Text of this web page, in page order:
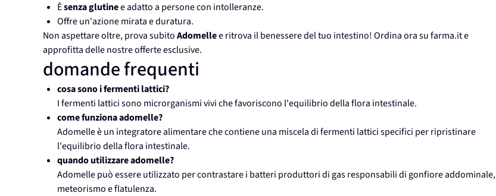
Èsenza glutinee adatto a persone con intolleranze.
Offre un'azione mirata e duratura.
Non aspettare oltre, prova subitoAdomellee ritrova il benessere del tuo intestino! Ordina ora su farma.it e
approfitta delle nostre offerte esclusive.
domande frequenti
cosa sono i fermenti lattici?
I fermenti lattici sono microrganismi vivi che favoriscono l'equilibrio della flora intestinale.
come funziona adomelle?
Adomelle è un integratore alimentare che contiene una miscela di fermenti lattici specifici per ripristinare
l'equilibrio della flora intestinale.
quando utilizzare adomelle?
Adomelle può essere utilizzato per contrastare i batteri produttori di gas responsabili di gonfiore addominale,
meteorismo e flatulenza.